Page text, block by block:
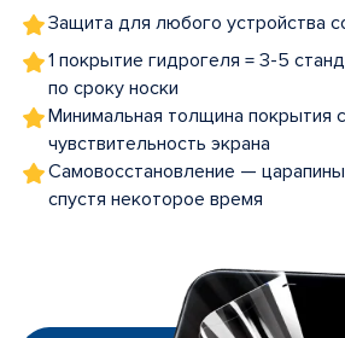
Защита для любого устройства
1 покрытие гидрогеля = 3-5
по сроку носки
Минимальная толщина покрытия
чувствительность экрана
Самовосстановление —
спустя некоторое время